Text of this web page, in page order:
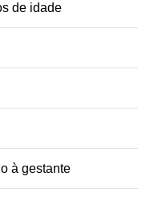
de idade
à gestante